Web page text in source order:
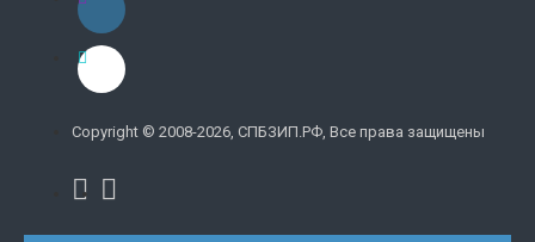
Copyright © 2008-2026, СПБЗИП.РФ, Все права защищены